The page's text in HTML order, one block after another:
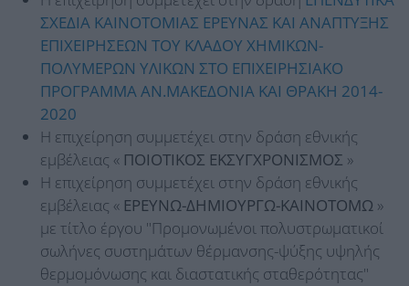
ΣΧΕΔΙΑ ΚΑΙΝΟΤΟΜΙΑΣ ΕΡΕΥΝΑΣ ΚΑΙ ΑΝΑΠΤΥΞΗΣ
ΕΠΙΧΕΙΡΗΣΕΩΝ ΤΟΥ ΚΛΑΔΟΥ ΧΗΜΙΚΩΝ-
ΠΟΛΥΜΕΡΩΝ ΥΛΙΚΩΝ ΣΤΟ ΕΠΙΧΕΙΡΗΣΙΑΚΟ
ΠΡΟΓΡΑΜΜΑ ΑΝ.ΜΑΚΕΔΟΝΙΑ ΚΑΙ ΘΡΑΚΗ 2014-
2020
Η επιχείρηση συμμετέχει στην δράση εθνικής
εμβέλειας « ΠΟΙΟΤΙΚΟΣ ΕΚΣΥΓΧΡΟΝΙΣΜΟΣ »
Η επιχείρηση συμμετέχει στην δράση εθνικής
εμβέλειας « ΕΡΕΥΝΩ-ΔΗΜΙΟΥΡΓΩ-ΚΑΙΝΟΤΟΜΩ »
με τίτλο έργου "Προμονωμένοι πολυστρωματικοί
σωλήνες συστημάτων θέρμανσης-ψύξης υψηλής
θερμομόνωσης και διαστατικής σταθερότητας"